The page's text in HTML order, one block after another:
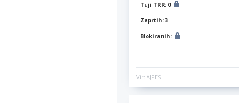
Tuji TRR: 0
Zaprtih: 3
Blokiranih:
Vir: AJPES